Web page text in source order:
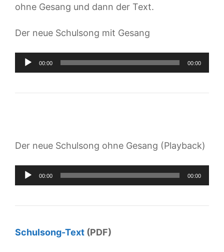
ohne Gesang und dann der Text.
Der neue Schulsong mit Gesang
Audio-
Player
00:00 00:00
Der neue Schulsong ohne Gesang (Playback)
Audio-
Player
00:00 00:00
Schulsong-Text (PDF)